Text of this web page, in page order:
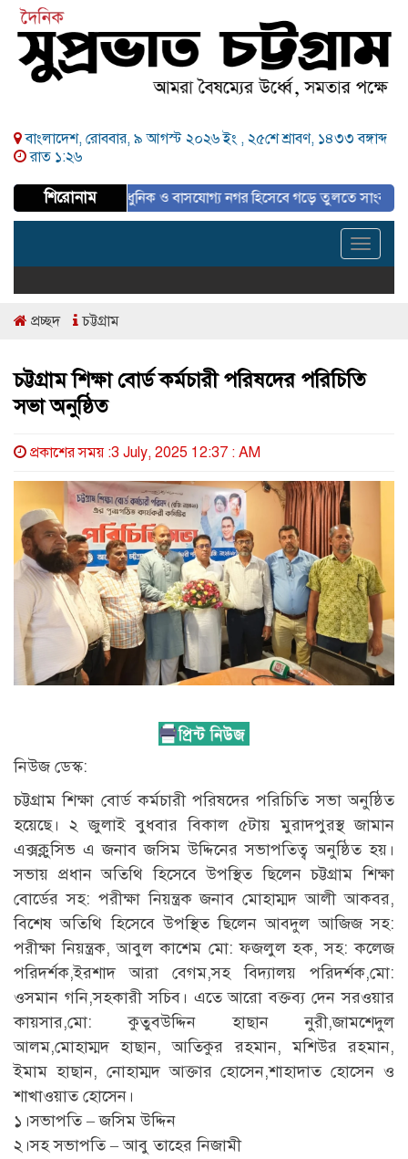
বাংলাদেশ, রোববার, ৯ আগস্ট ২০২৬ ইং , ২৫শে শ্রাবণ, ১৪৩৩ বঙ্গাব্দ
রাত ১:২৬
শিরোনাম
পরিকল্পিত, আধুনিক ও বাসযোগ্য নগর হিসেবে গড়ে তুলতে সাংবাদিকদের
Toggle
প্রচ্ছদ চট্টগ্রাম
চট্টগ্রাম শিক্ষা বোর্ড কর্মচারী পরিষদের পরিচিতি
সভা অনুষ্ঠিত
প্রকাশের সময় :3 July, 2025 12:37 : AM
নিউজ ডেস্ক:
চট্টগ্রাম শিক্ষা বোর্ড কর্মচারী পরিষদের পরিচিতি সভা অনুষ্ঠিত
হয়েছে। ২ জুলাই বুধবার বিকাল ৫টায় মুরাদপুরস্থ জামান
এক্সক্লুসিভ এ জনাব জসিম উদ্দিনের সভাপতিত্ব অনুষ্ঠিত হয়।
সভায় প্রধান অতিথি হিসেবে উপস্থিত ছিলেন চট্টগ্রাম শিক্ষা
বোর্ডের সহ: পরীক্ষা নিয়ন্ত্রক জনাব মোহাম্মদ আলী আকবর,
বিশেষ অতিথি হিসেবে উপস্থিত ছিলেন আবদুল আজিজ সহ:
পরীক্ষা নিয়ন্ত্রক, আবুল কাশেম মো: ফজলুল হক, সহ: কলেজ
পরিদর্শক,ইরশাদ আরা বেগম,সহ বিদ্যালয় পরিদর্শক,মো:
ওসমান গনি,সহকারী সচিব। এতে আরো বক্তব্য দেন সরওয়ার
কায়সার,মো: কুতুবউদ্দিন হাছান নুরী,জামশেদুল
আলম,মোহাম্মদ হাছান, আতিকুর রহমান, মশিউর রহমান,
ইমাম হাছান, নোহাম্মদ আক্তার হোসেন,শাহাদাত হোসেন ও
শাখাওয়াত হোসেন।
১।সভাপতি – জসিম উদ্দিন
২।সহ সভাপতি – আবু তাহের নিজামী